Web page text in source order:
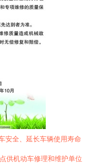
安全、延长车辆使用寿命
供机动车修理和维护单位